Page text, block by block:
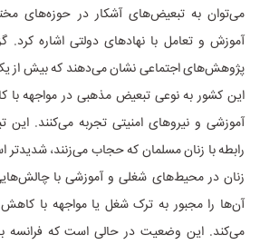
می‌توان به تبعیض‌های آشکار در حوزه‌های
آموزش و تعامل با نهادهای دولتی اشاره
پژوهش‌های اجتماعی نشان می‌دهند که بیش از
این کشور به نوعی تبعیض مذهبی در مواجهه با
آموزشی و نیروهای امنیتی تجربه می‌کنند. این
رابطه با زنان مسلمان که حجاب می‌زنند، شدیدتر
زنان در محیط‌های شغلی و آموزشی با
آن‌ها را مجبور به ترک شغل یا مواجهه با
می‌کند. این وضعیت در حالی است که فرانسه